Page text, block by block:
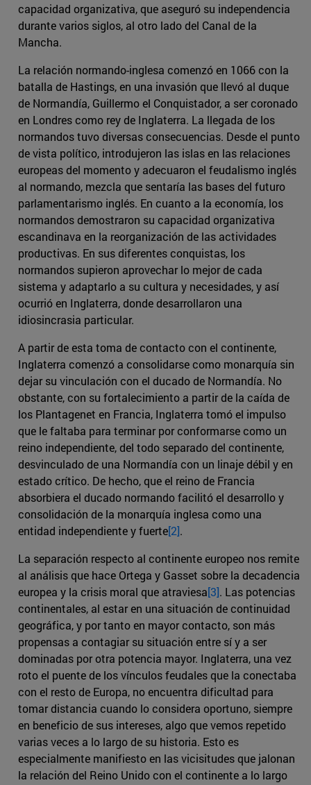
capacidad organizativa, que aseguró su independencia
durante varios siglos, al otro lado del Canal de la
Mancha.
La relación normando-inglesa comenzó en 1066 con la
batalla de Hastings, en una invasión que llevó al duque
de Normandía, Guillermo el Conquistador, a ser coronado
en Londres como rey de Inglaterra. La llegada de los
normandos tuvo diversas consecuencias. Desde el punto
de vista político, introdujeron las islas en las relaciones
europeas del momento y adecuaron el feudalismo inglés
al normando, mezcla que sentaría las bases del futuro
parlamentarismo inglés. En cuanto a la economía, los
normandos demostraron su capacidad organizativa
escandinava en la reorganización de las actividades
productivas. En sus diferentes conquistas, los
normandos supieron aprovechar lo mejor de cada
sistema y adaptarlo a su cultura y necesidades, y así
ocurrió en Inglaterra, donde desarrollaron una
idiosincrasia particular.
A partir de esta toma de contacto con el continente,
Inglaterra comenzó a consolidarse como monarquía sin
dejar su vinculación con el ducado de Normandía. No
obstante, con su fortalecimiento a partir de la caída de
los Plantagenet en Francia, Inglaterra tomó el impulso
que le faltaba para terminar por conformarse como un
reino independiente, del todo separado del continente,
desvinculado de una Normandía con un linaje débil y en
estado crítico. De hecho, que el reino de Francia
absorbiera el ducado normando facilitó el desarrollo y
consolidación de la monarquía inglesa como una
entidad independiente y fuerte[2].
La separación respecto al continente europeo nos remite
al análisis que hace Ortega y Gasset sobre la decadencia
europea y la crisis moral que atraviesa[3]. Las potencias
continentales, al estar en una situación de continuidad
geográfica, y por tanto en mayor contacto, son más
propensas a contagiar su situación entre sí y a ser
dominadas por otra potencia mayor. Inglaterra, una vez
roto el puente de los vínculos feudales que la conectaba
con el resto de Europa, no encuentra dificultad para
tomar distancia cuando lo considera oportuno, siempre
en beneficio de sus intereses, algo que vemos repetido
varias veces a lo largo de su historia. Esto es
especialmente manifiesto en las vicisitudes que jalonan
la relación del Reino Unido con el continente a lo largo